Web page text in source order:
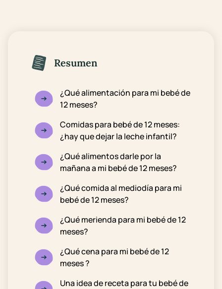
Resumen
¿Qué alimentación para mi bebé de
12 meses?
Comidas para bebé de 12 meses:
¿hay que dejar la leche infantil?
¿Qué alimentos darle por la
mañana a mi bebé de 12 meses?
¿Qué comida al mediodía para mi
bebé de 12 meses?
¿Qué merienda para mi bebé de 12
meses?
¿Qué cena para mi bebé de 12
meses ?
Una idea de receta para tu bebé de